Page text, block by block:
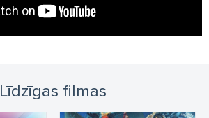
Līdzīgas filmas